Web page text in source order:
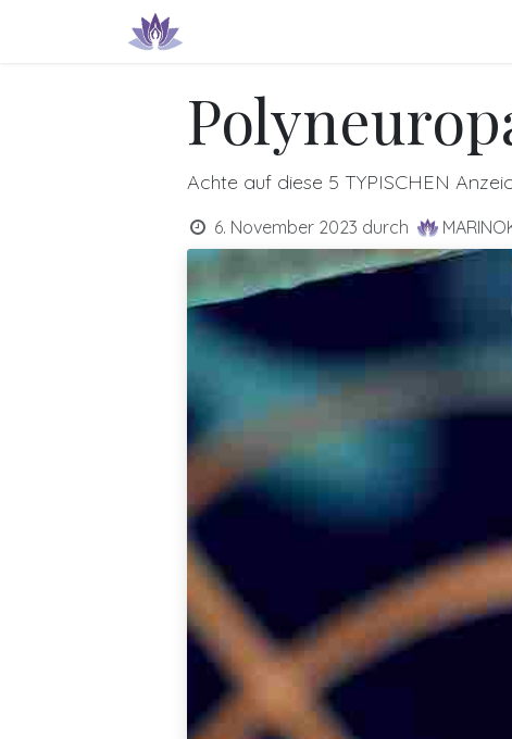
Zum Inhalt springen
Achte auf diese 5 TYPISCHEN
6. November 2023 durch